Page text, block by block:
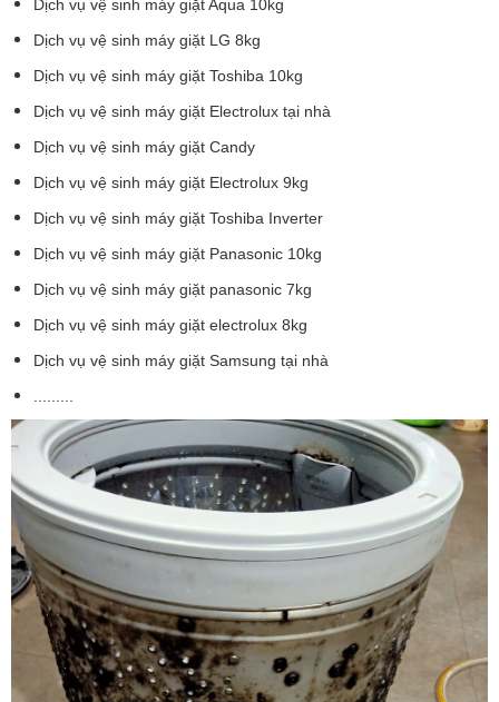
Dịch vụ vệ sinh máy giặt Aqua 10kg
Dịch vụ vệ sinh máy giặt LG 8kg
Dịch vụ vệ sinh máy giặt Toshiba 10kg
Dịch vụ vệ sinh máy giặt Electrolux tại nhà
Dịch vụ vệ sinh máy giặt Candy
Dịch vụ vệ sinh máy giặt Electrolux 9kg
Dịch vụ vệ sinh máy giặt Toshiba Inverter
Dịch vụ vệ sinh máy giặt Panasonic 10kg
Dịch vụ vệ sinh máy giặt panasonic 7kg
Dịch vụ vệ sinh máy giặt electrolux 8kg
Dịch vụ vệ sinh máy giặt Samsung tại nhà
.........